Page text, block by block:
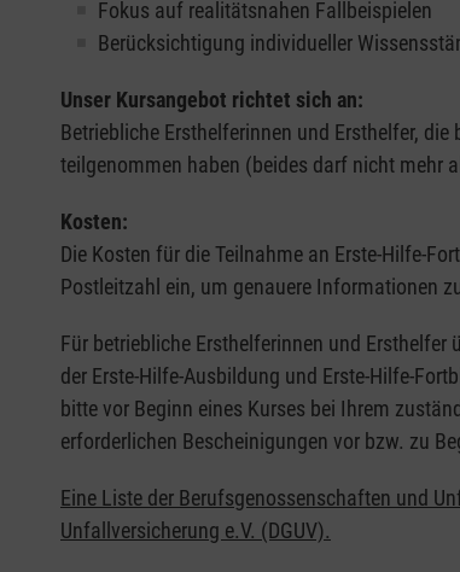
Fokus auf realitätsnahen Fallbeispielen
Berücksichtigung individueller
Unser Kursangebot richtet sich an:
Betriebliche Ersthelferinnen und Ersthelfer,
teilgenommen haben (beides darf nicht mehr
Kosten:
Die Kosten für die Teilnahme an Erste-Hilfe-
Postleitzahl ein, um genauere Informationen
Für betriebliche Ersthelferinnen und Ersthelfer
der Erste-Hilfe-Ausbildung und Erste-Hilfe-
bitte vor Beginn eines Kurses bei Ihrem
erforderlichen Bescheinigungen vor bzw. zu
Eine Liste der Berufsgenossenschaften und
Unfallversicherung e.V. (DGUV).